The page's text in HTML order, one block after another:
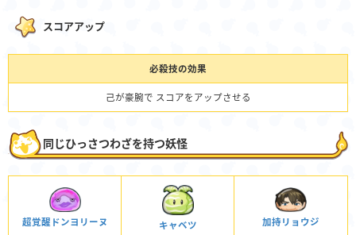
スコアアップ
必殺技の効果
己が豪腕で スコアをアップさせる
同じひっさつわざを持つ妖怪
超覚醒ドンヨリーヌ キャベツ 加持リョウジ